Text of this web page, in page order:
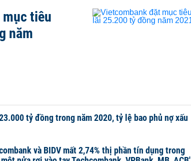
tiêu
năm
tỷ đồng trong năm 2020, tỷ lệ bao phủ nợ xấu
và BIDV mất 2,74% thị phần tín dụng trong